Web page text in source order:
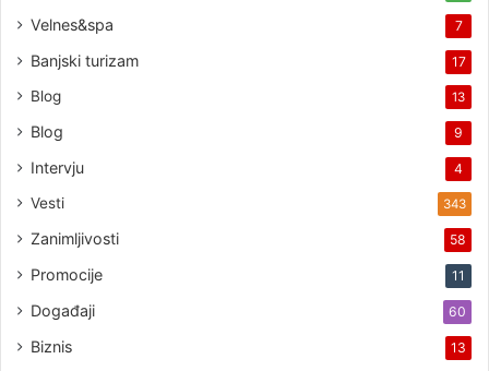
Velnes&spa 7
Banjski turizam 17
Blog 13
Blog 9
Intervju 4
Vesti 343
Zanimljivosti 58
Promocije 11
Događaji 60
Biznis 13